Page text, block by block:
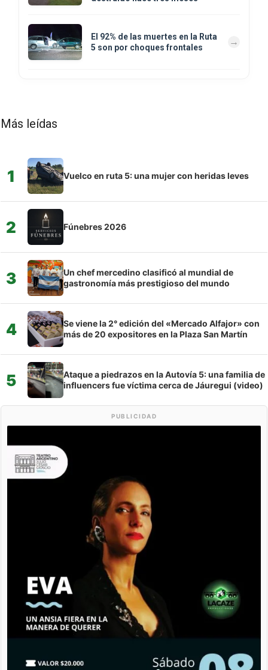
El 92% de las muertes en la Ruta
5 son por choques frontales
Más leídas
1 Vuelco en ruta 5: una mujer con heridas leves
2 Fúnebres 2026
3
Un chef mercedino clasificó al mundial de
gastronomía más prestigioso del mundo
4
Se viene la 2° edición del «Mercado Alfajor» con
más de 20 expositores en la Plaza San Martín
5
Ataque a piedrazos en la Autovía 5: una familia de
influencers fue víctima cerca de Jáuregui (video)
PUBLICIDAD